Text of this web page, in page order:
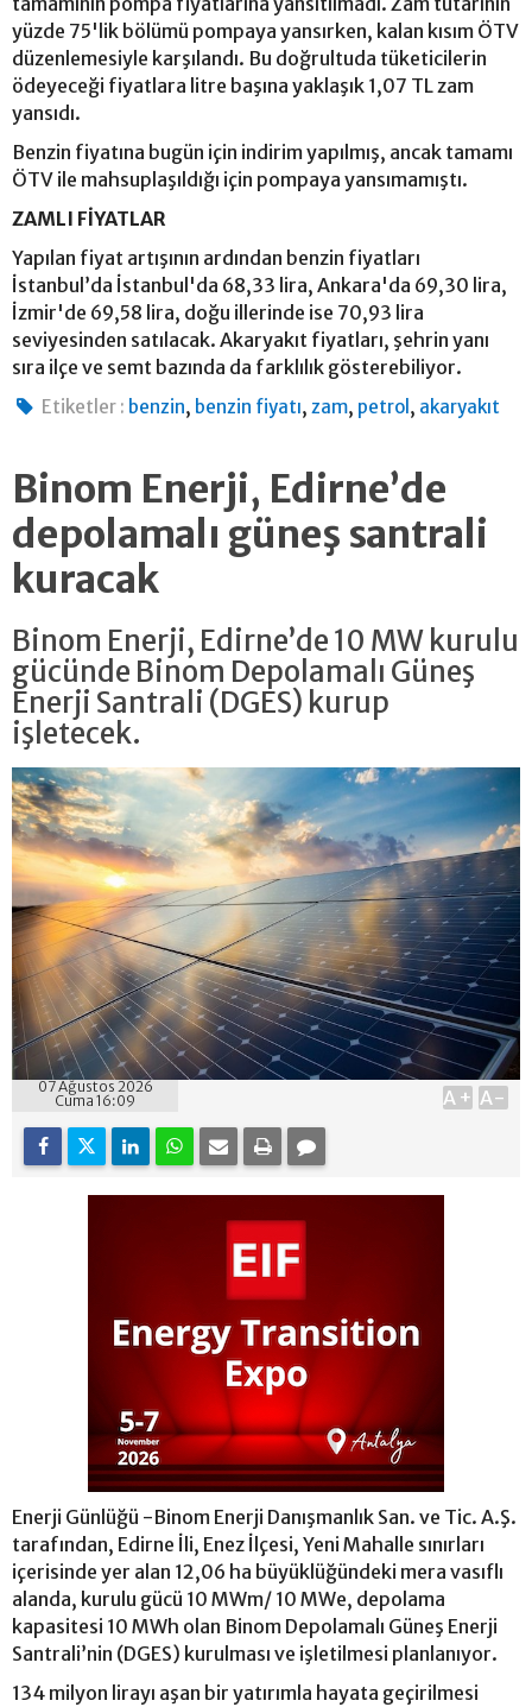
yüzde 75'lik bölümü pompaya yansırken, kalan kısım ÖTV
düzenlemesiyle karşılandı. Bu doğrultuda tüketicilerin
ödeyeceği fiyatlara litre başına yaklaşık 1,07 TL zam
yansıdı.
Benzin fiyatına bugün için indirim yapılmış, ancak tamamı
ÖTV ile mahsuplaşıldığı için pompaya yansımamıştı.
ZAMLI FİYATLAR
Yapılan fiyat artışının ardından benzin fiyatları
İstanbul’da İstanbul'da 68,33 lira, Ankara'da 69,30 lira,
İzmir'de 69,58 lira, doğu illerinde ise 70,93 lira
seviyesinden satılacak. Akaryakıt fiyatları, şehrin yanı
sıra ilçe ve semt bazında da farklılık gösterebiliyor.
Etiketler : benzin, benzin fiyatı,zam, petrol , akaryakıt
Binom Enerji, Edirne’de
depolamalı güneş santrali
kuracak
Binom Enerji, Edirne’de 10 MW kurulu
gücünde Binom Depolamalı Güneş
Enerji Santrali (DGES) kurup
işletecek.
07 Ağustos 2026
Cuma 16:09
A+ A-
Enerji Günlüğü -Binom Enerji Danışmanlık San. ve Tic. A.Ş.
tarafından, Edirne İli, Enez İlçesi, Yeni Mahalle sınırları
içerisinde yer alan 12,06 ha büyüklüğündeki mera vasıflı
alanda, kurulu gücü 10 MWm/ 10 MWe, depolama
kapasitesi 10 MWh olan Binom Depolamalı Güneş Enerji
Santrali’nin (DGES) kurulması ve işletilmesi planlanıyor.
134 milyon lirayı aşan bir yatırımla hayata geçirilmesi